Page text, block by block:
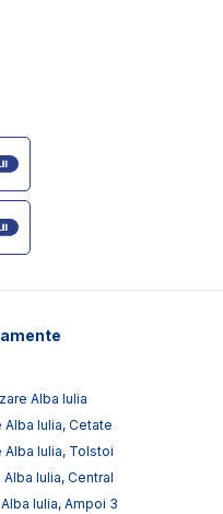
Alba Iulia
Iulia, Cetate
Iulia, Tolstoi
Iulia, Central
Iulia, Ampoi 3